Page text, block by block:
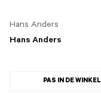
Hans Anders
Hans Anders
PAS IN DE WINKEL